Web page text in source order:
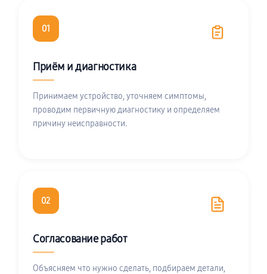
01
Приём и диагностика
Принимаем устройство, уточняем симптомы,
проводим первичную диагностику и определяем
причину неисправности.
02
Согласование работ
Объясняем что нужно сделать, подбираем детали,